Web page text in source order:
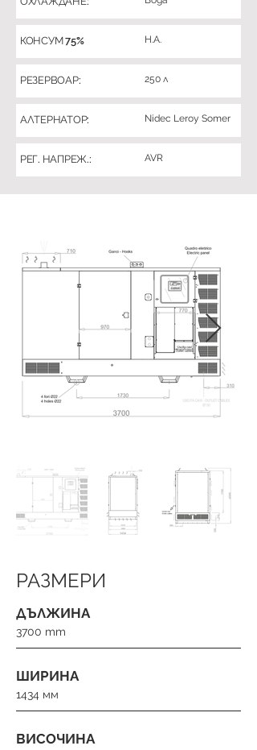
КОНСУМ 75% Н.А.
РЕЗЕРВОАР: 250 л
АЛТЕРНАТОР: Nidec Leroy Somer
РЕГ. НАПРЕЖ.: AVR
РАЗМЕРИ
ДЪЛЖИНА
3700 mm
ШИРИНА
1434 мм
ВИСОЧИНА